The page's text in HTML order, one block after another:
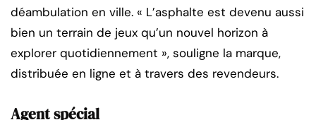
déambulation en ville. « L’asphalte est devenu aussi
bien un terrain de jeux qu’un nouvel horizon à
explorer quotidiennement », souligne la marque,
distribuée en ligne et à travers des revendeurs.
Agent spécial